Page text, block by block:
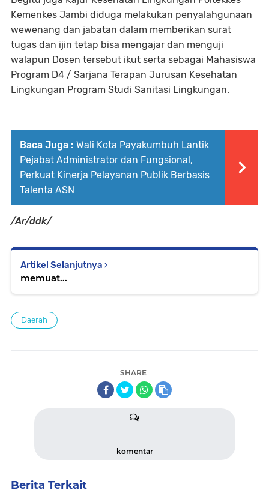
Kemenkes Jambi diduga melakukan penyalahgunaan
wewenang dan jabatan dalam memberikan surat
tugas dan ijin tetap bisa mengajar dan menguji
walapun Dosen tersebut ikut serta sebagai Mahasiswa
Program D4 / Sarjana Terapan Jurusan Kesehatan
Lingkungan Program Studi Sanitasi Lingkungan.
Baca Juga : Wali Kota Payakumbuh Lantik
Pejabat Administrator dan Fungsional,
Perkuat Kinerja Pelayanan Publik Berbasis
Talenta ASN
/Ar/ddk/
Artikel Selanjutnya
memuat...
Daerah
SHARE
komentar
Berita Terkait